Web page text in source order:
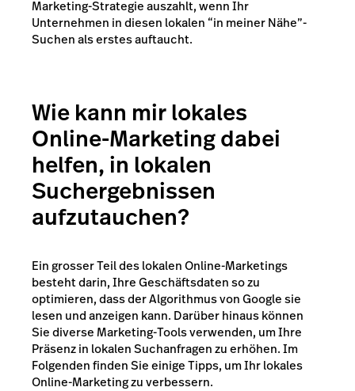
Marketing-Strategie auszahlt, wenn Ihr
Unternehmen in diesen lokalen “in meiner Nähe”-
Suchen als erstes auftaucht.
Wie kann mir lokales
Online-Marketing dabei
helfen, in lokalen
Suchergebnissen
aufzutauchen?
Ein grosser Teil des lokalen Online-Marketings
besteht darin, Ihre Geschäftsdaten so zu
optimieren, dass der Algorithmus von Google sie
lesen und anzeigen kann. Darüber hinaus können
Sie diverse Marketing-Tools verwenden, um Ihre
Präsenz in lokalen Suchanfragen zu erhöhen. Im
Folgenden finden Sie einige Tipps, um Ihr lokales
Online-Marketing zu verbessern.